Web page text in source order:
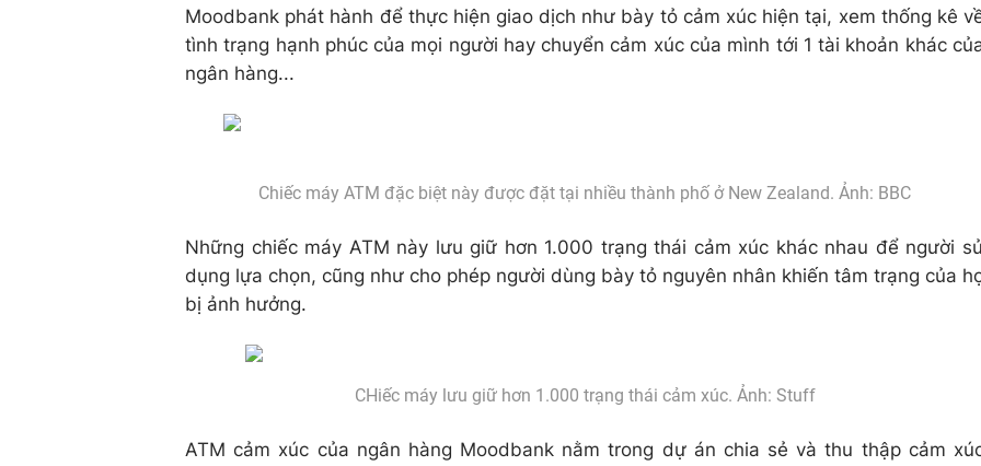
Tư vấn
Moodbank phát hành để thực hiện giao dịch như bày tỏ cảm xúc hiện tại, xem thống kê
tình trạng hạnh phúc của mọi người hay chuyển cảm xúc của mình tới 1 tài khoản khác
ngân hàng...
Chiếc máy ATM đặc biệt này được đặt tại nhiều thành phố ở New Zealand. Ảnh: BBC
Những chiếc máy ATM này lưu giữ hơn 1.000 trạng thái cảm xúc khác nhau để người
dụng lựa chọn, cũng như cho phép người dùng bày tỏ nguyên nhân khiến tâm trạng của
bị ảnh hưởng.
CHiếc máy lưu giữ hơn 1.000 trạng thái cảm xúc. Ảnh: Stuff
ATM cảm xúc của ngân hàng Moodbank nằm trong dự án chia sẻ và thu thập cảm